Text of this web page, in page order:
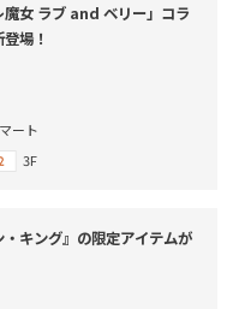
魔女 ラブ and ベリー」コラ
場！
ート
3F
・キング』の限定アイテムが